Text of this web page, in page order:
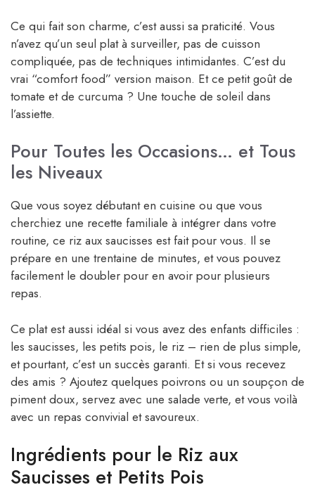
Ce qui fait son charme, c’est aussi sa praticité. Vous
n’avez qu’un seul plat à surveiller, pas de cuisson
compliquée, pas de techniques intimidantes. C’est du
vrai “comfort food” version maison. Et ce petit goût de
tomate et de curcuma ? Une touche de soleil dans
l’assiette.
Pour Toutes les Occasions… et Tous
les Niveaux
Que vous soyez débutant en cuisine ou que vous
cherchiez une recette familiale à intégrer dans votre
routine, ce riz aux saucisses est fait pour vous. Il se
prépare en une trentaine de minutes, et vous pouvez
facilement le doubler pour en avoir pour plusieurs
repas.
Ce plat est aussi idéal si vous avez des enfants difficiles :
les saucisses, les petits pois, le riz – rien de plus simple,
et pourtant, c’est un succès garanti. Et si vous recevez
des amis ? Ajoutez quelques poivrons ou un soupçon de
piment doux, servez avec une salade verte, et vous voilà
avec un repas convivial et savoureux.
Ingrédients pour le Riz aux
Saucisses et Petits Pois